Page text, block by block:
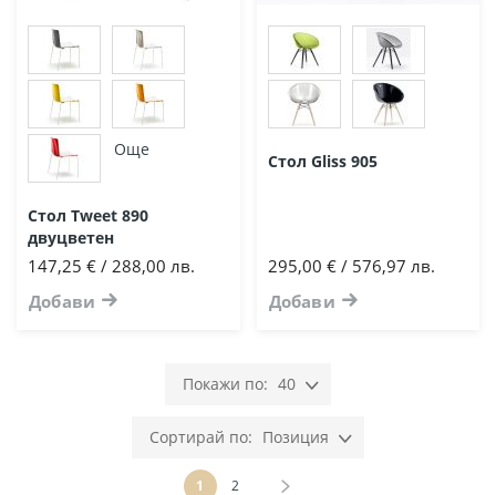
Още
Стол Tweet 890
двуцветен
147,25 € / 288,00 лв.
Добави
Стол Gliss 905
295,00 € / 576,97 лв.
Добави
40
Позиция
Страница
В момента четете страница
1 Страница
2